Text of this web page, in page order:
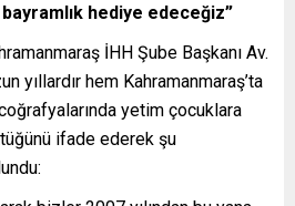
hediye edeceğiz”
İHH Şube Başkanı Av.
yıllardır hem Kahramanmaraş’ta
yetim çocuklara
ifade ederek şu